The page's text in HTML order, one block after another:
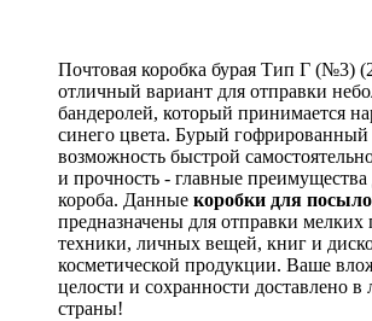
Почтовая коробка бурая Тип Г (№3)
отличный вариант для отправки
бандеролей, который принимается
синего цвета. Бурый гофрированный
возможность быстрой
и прочность - главные
короба. Данные коробки для
предназначены для отправки мелких
техники, личных вещей, книг и
косметической продукции. Ваше
целости и сохранности доставлено
страны!